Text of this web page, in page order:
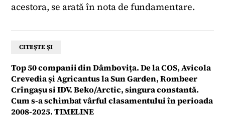
acestora, se arată în nota de fundamentare.
CITEȘTE ȘI
Top 50 companii din Dâmbovița. De la COS, Avicola
Crevedia și Agricantus la Sun Garden, Rombeer
Crîngașu si IDV. Beko/Arctic, singura constantă.
Cum s-a schimbat vârful clasamentului în perioada
2008-2025. TIMELINE